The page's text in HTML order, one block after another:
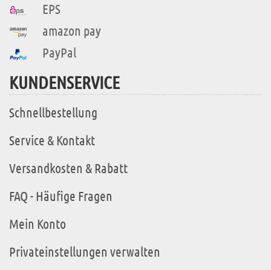
EPS
amazon pay
PayPal
KUNDENSERVICE
Schnellbestellung
Service & Kontakt
Versandkosten & Rabatt
FAQ - Häufige Fragen
Mein Konto
Privateinstellungen verwalten